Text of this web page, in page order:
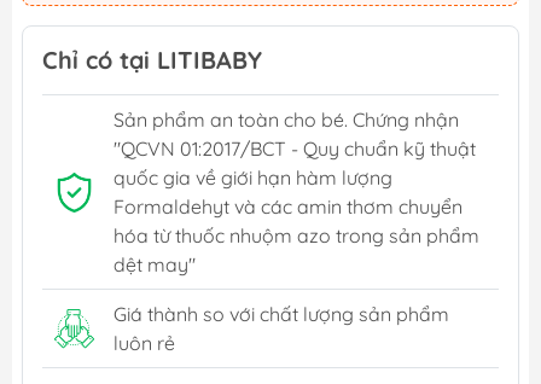
Chỉ có tại LITIBABY
Sản phẩm an toàn cho bé. Chứng nhận
"QCVN 01:2017/BCT - Quy chuẩn kỹ thuật
quốc gia về giới hạn hàm lượng
Formaldehyt và các amin thơm chuyển
hóa từ thuốc nhuộm azo trong sản phẩm
dệt may"
Giá thành so với chất lượng sản phẩm
luôn rẻ